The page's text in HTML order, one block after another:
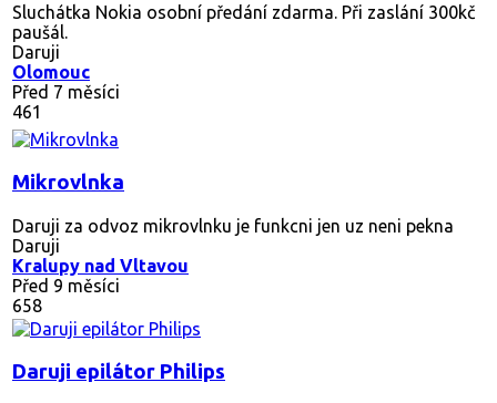
Sluchátka Nokia osobní předání zdarma. Při zaslání 300kč
paušál.
Daruji
Olomouc
Před 7 měsíci
461
Mikrovlnka
Daruji za odvoz mikrovlnku je funkcni jen uz neni pekna
Daruji
Kralupy nad Vltavou
Před 9 měsíci
658
Daruji epilátor Philips